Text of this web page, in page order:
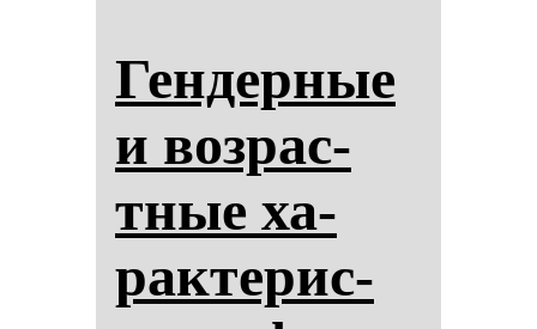
Ген­дер­ные
и воз­рас­
тные ха­
рак­те­рис­